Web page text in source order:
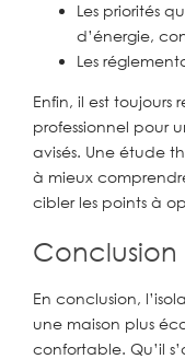
Les priorités
d’énergie,
Les
Enfin, il est
professionnel pour
avisés. Une étude
à mieux
cibler les points à
Conclusion
En conclusion,
une maison plus
confortable. Qu’il